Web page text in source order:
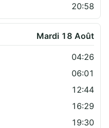
20:58
Mardi 18 Août
04:26
06:01
12:44
16:29
19:30